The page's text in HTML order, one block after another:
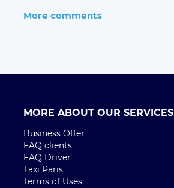
More comments
MORE ABOUT OUR SERVICES
Business Offer
FAQ clients
FAQ Driver
Taxi Paris
Terms of Uses